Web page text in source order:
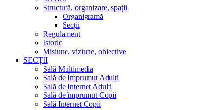
Structură, organizare, spații
Organigramă
Secții
Regulament
Istoric
Misiune, viziune, obiective
SECȚII
Sală Multimedia
Sală de Împrumut Adulți
Sală de Internet Adulți
Sală de împrumut Copii
Sală Internet Copii